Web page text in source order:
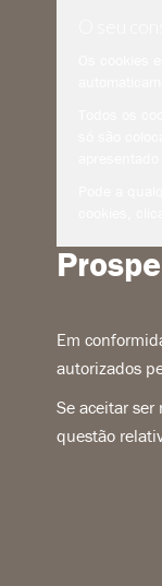
Em
autorizados
Se aceitar
questão